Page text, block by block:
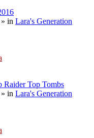
in Lara's Generation
Raider Top Tombs
in Lara's Generation